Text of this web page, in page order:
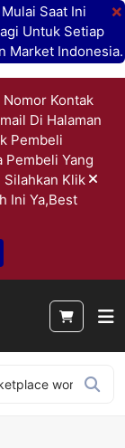
×
Saat Ini
Untuk Setiap
Market Indonesia.
Kontak
Di Halaman
Pembeli
Pembeli Yang
Klik
Ini Ya,Best